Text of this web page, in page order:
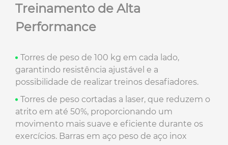
Treinamento de Alta
Performance
Torres de peso de 100 kg em cada lado,
garantindo resistência ajustável e a
possibilidade de realizar treinos desafiadores.
Torres de peso cortadas a laser, que reduzem o
atrito em até 50%, proporcionando um
movimento mais suave e eficiente durante os
exercícios. Barras em aço peso de aço inox